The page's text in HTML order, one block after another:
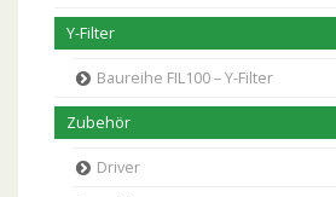
Y-Filter
Baureihe FIL100 – Y-Filter
Zubehör
Driver